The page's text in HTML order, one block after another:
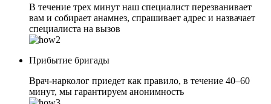
В течение трех минут наш специалист перезванивает
вам и собирает анамнез, спрашивает адрес и назвачает
специалиста на вызов
Прибытие бригады
Врач-нарколог приедет как правило, в течение 40–60
минут, мы гарантируем анонимность